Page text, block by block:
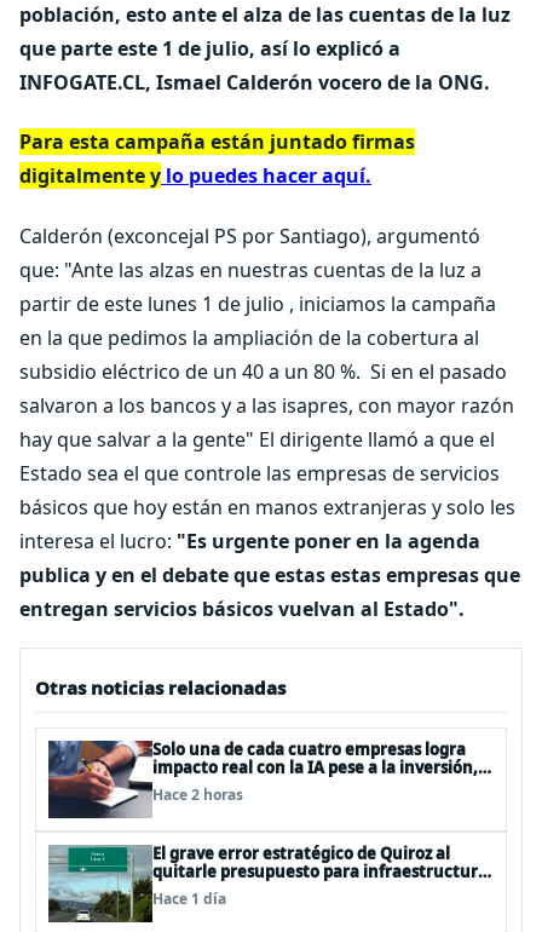
población, esto ante el alza de las cuentas de la luz
que parte este 1 de julio, así lo explicó a
INFOGATE.CL, Ismael Calderón vocero de la ONG.
Para esta campaña están juntado firmas
digitalmente y lo puedes hacer aquí.
Calderón (exconcejal PS por Santiago), argumentó
que: "Ante las alzas en nuestras cuentas de la luz a
partir de este lunes 1 de julio , iniciamos la campaña
en la que pedimos la ampliación de la cobertura al
subsidio eléctrico de un 40 a un 80 %. Si en el pasado
salvaron a los bancos y a las isapres, con mayor razón
hay que salvar a la gente" El dirigente llamó a que el
Estado sea el que controle las empresas de servicios
básicos que hoy están en manos extranjeras y solo les
interesa el lucro: "Es urgente poner en la agenda
publica y en el debate que estas estas empresas que
entregan servicios básicos vuelvan al Estado".
Otras noticias relacionadas
Solo una de cada cuatro empresas logra
impacto real con la IA pese a la inversión,
según el Foro Económico Mundial
Hace 2 horas
El grave error estratégico de Quiroz al
quitarle presupuesto para infraestructura
vial del Biobío
Hace 1 día